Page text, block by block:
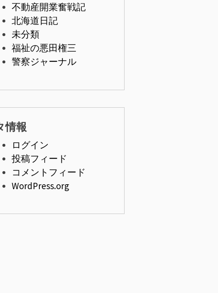
不動産開業奮戦記
北海道日記
未分類
福祉の悪田権三
警察ジャーナル
情報
ログイン
投稿フィード
コメントフィード
WordPress.org